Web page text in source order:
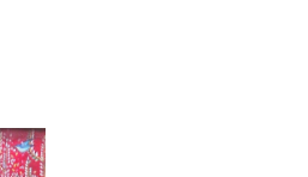
Ballance M&M) 弘重ギャラリー